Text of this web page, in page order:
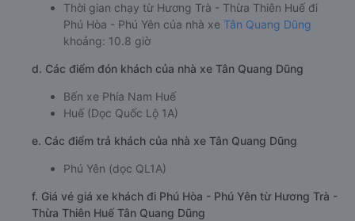
Thời gian chạy từ Hương Trà - Thừa Thiên Huế đi
Phú Hòa - Phú Yên của nhà xe Tân Quang Dũng
khoảng: 10.8 giờ
d. Các điểm đón khách của nhà xe Tân Quang Dũng
Bến xe Phía Nam Huế
Huế (Dọc Quốc Lộ 1A)
e. Các điểm trả khách của nhà xe Tân Quang Dũng
Phú Yên (dọc QL1A)
f. Giá vé giá xe khách đi Phú Hòa - Phú Yên từ Hương Trà -
Thừa Thiên Huế Tân Quang Dũng